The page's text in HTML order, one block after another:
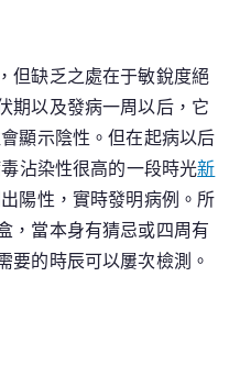
但缺乏之處在于敏銳度絕
期以及發病一周以后，它
顯示陰性。但在起病以后
沾染性很高的一段時光新
陽性，實時發明病例。所
，當本身有猜忌或四周有
要的時辰可以屢次檢測。